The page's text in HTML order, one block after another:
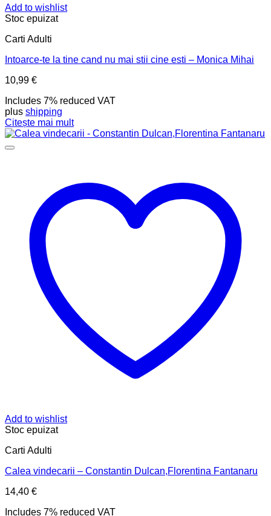
Add to wishlist
Stoc epuizat
Carti Adulti
Intoarce-te la tine cand nu mai stii cine esti – Monica Mihai
10,99 €
Includes 7% reduced VAT
plus shipping
Citește mai mult
Add to wishlist
Stoc epuizat
Carti Adulti
Calea vindecarii – Constantin Dulcan,Florentina Fantanaru
14,40 €
Includes 7% reduced VAT